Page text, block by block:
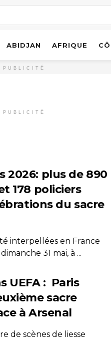
ABIDJAN AFRIQUE
PUBLICITÉ
PUBLICITÉ
2026: plus de 890
178 policiers
du sacre
interpellées en France
31 mai, à ...
UEFA : Paris
sacre
à Arsenal
de scènes de liesse